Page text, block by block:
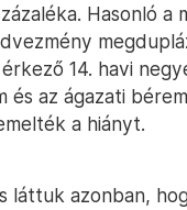
Hasonló a
14. havi
és az ágazati
a hiányt.
láttuk azonban,